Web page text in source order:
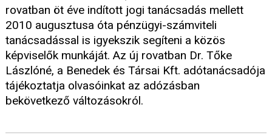
rovatban öt éve indított jogi tanácsadás mellett
2010 augusztusa óta pénzügyi-számviteli
tanácsadással is igyekszik segíteni a közös
képviselők munkáját. Az új rovatban Dr. Tőke
Lászlóné, a Benedek és Társai Kft. adótanácsadója
tájékoztatja olvasóinkat az adózásban
bekövetkező változásokról.